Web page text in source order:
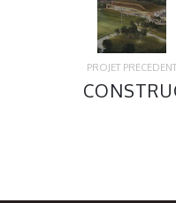
PROJET PRÉCÉDENT
SUR